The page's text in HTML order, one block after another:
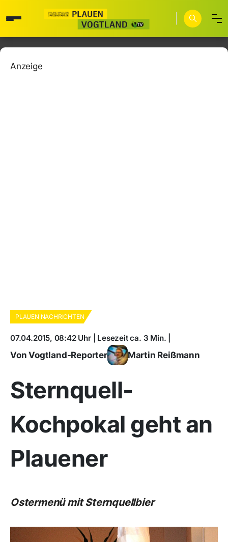
Anzeige
PLAUEN NACHRICHTEN
07.04.2015, 08:42 Uhr | Lesezeit ca. 3 Min. |
Von Vogtland-Reporter Martin Reißmann
Sternquell-
Kochpokal geht an
Plauener
Ostermenü mit Sternquellbier